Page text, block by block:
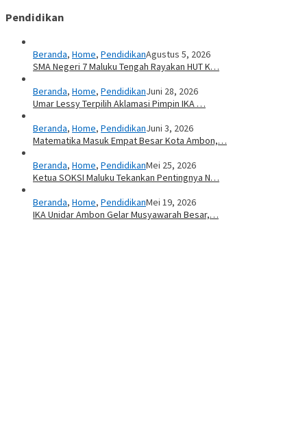
Pendidikan
Beranda, Home, PendidikanAgustus 5, 2026
SMA Negeri 7 Maluku Tengah Rayakan HUT K…
Beranda, Home, PendidikanJuni 28, 2026
Umar Lessy Terpilih Aklamasi Pimpin IKA …
Beranda, Home, PendidikanJuni 3, 2026
Matematika Masuk Empat Besar Kota Ambon,…
Beranda, Home, PendidikanMei 25, 2026
Ketua SOKSI Maluku Tekankan Pentingnya N…
Beranda, Home, PendidikanMei 19, 2026
IKA Unidar Ambon Gelar Musyawarah Besar,…